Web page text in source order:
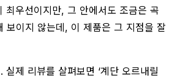
최우선이지만, 그 안에서도 조금은 곡
보이지 않는데, 이 제품은 그 지점을 잘
실제 리뷰를 살펴보면 ‘계단 오르내릴